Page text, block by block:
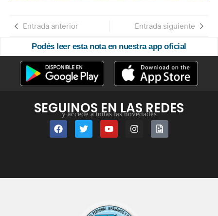
Entrada anterior Entrada siguiente
Podés leer esta nota en nuestra app oficial
SEGUINOS EN LAS REDES
y accedé a todas las novedades